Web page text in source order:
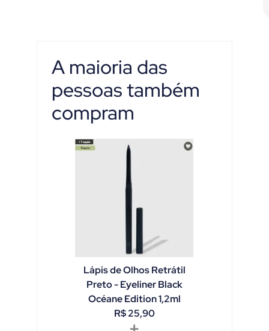
A maioria das
pessoas também
compram
Lápis de Olhos Retrátil
Preto - Eyeliner Black
Océane Edition 1,2ml
R$25,90